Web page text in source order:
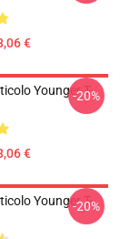
€
Younger T-
€
-20%
Younger T-
-20%